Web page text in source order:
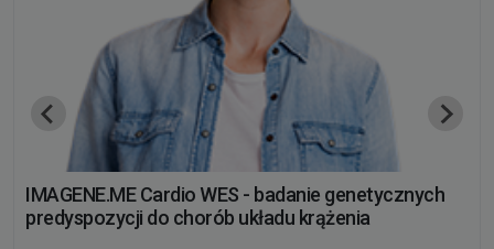
IMAGENE.ME Cardio WES - badanie genetycznych
predyspozycji do chorób układu krążenia